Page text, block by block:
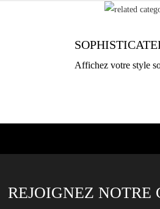
Affichez votre style
REJOIGNEZ